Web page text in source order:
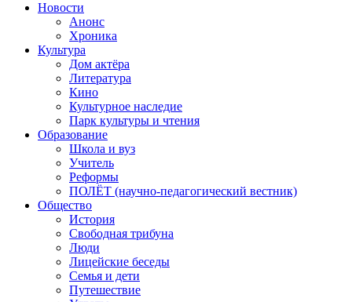
Новости
Анонс
Хроника
Культура
Дом актёра
Литература
Кино
Культурное наследие
Парк культуры и чтения
Образование
Школа и вуз
Учитель
Реформы
ПОЛЁТ (научно-педагогический вестник)
Общество
История
Свободная трибуна
Люди
Лицейские беседы
Семья и дети
Путешествие